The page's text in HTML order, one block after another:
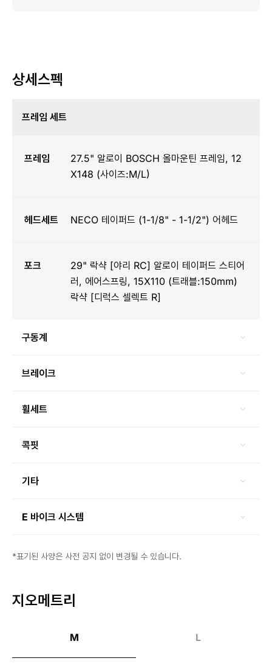
상세스펙
프레임 세트
프레임
27.5" 알로이 BOSCH 올마운틴 프레임, 12
X148 (사이즈:M/L)
헤드세트 NECO 테이퍼드 (1-1/8" - 1-1/2") 어헤드
포크
29" 락샥 [야리 RC] 알로이 테이퍼드 스티어
러, 에어스프링, 15X110 (트래블:150mm)
락샥 [디럭스 셀렉트 R]
구동계
브레이크
휠세트
콕핏
기타
E 바이크 시스템
*표기된 사양은 사전 공지 없이 변경될 수 있습니다.
지오메트리
M L